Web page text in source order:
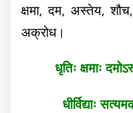
क्षमा, दम, अस्तेय, शौच,
अक्रोध।
धृतिः क्षमाः
धीर्विद्याः